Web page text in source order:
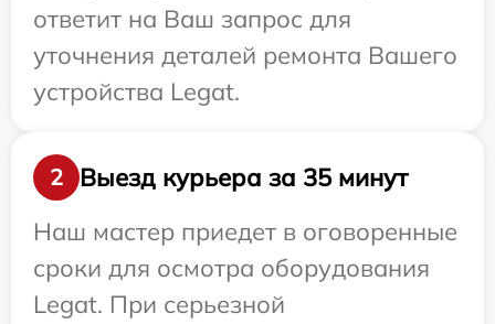
ответит на Ваш запрос для
уточнения деталей ремонта Вашего
устройства Legat.
2
Выезд курьера за 35 минут
Наш мастер приедет в оговоренные
сроки для осмотра оборудования
Legat. При серьезной